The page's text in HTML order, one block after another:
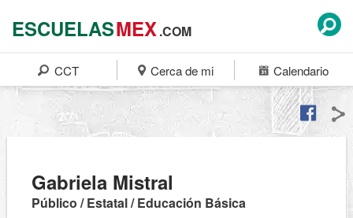
ESCUELASMEX.COM
CCT Cerca de mi Calendario
Gabriela Mistral
Público / Estatal / Educación Básica